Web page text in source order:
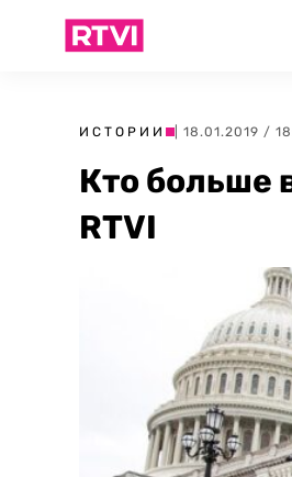
ИСТОРИИ | 18.01.2019 /
Кто больше
RTVI